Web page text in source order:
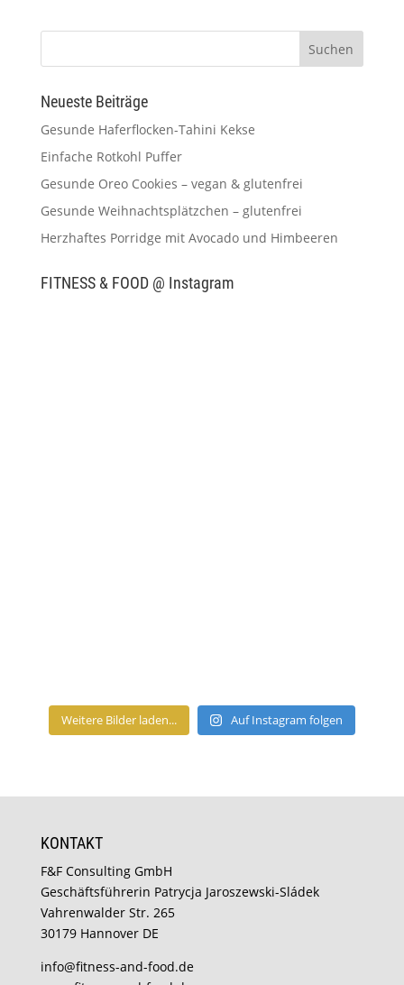
Neueste Beiträge
Gesunde Haferflocken-Tahini Kekse
Einfache Rotkohl Puffer
Gesunde Oreo Cookies – vegan & glutenfrei
Gesunde Weihnachtsplätzchen – glutenfrei
Herzhaftes Porridge mit Avocado und Himbeeren
FITNESS & FOOD @ Instagram
Weitere Bilder laden... Auf Instagram folgen
KONTAKT
F&F Consulting GmbH
Geschäftsführerin Patrycja Jaroszewski-Sládek
Vahrenwalder Str. 265
30179 Hannover DE
info@fitness-and-food.de